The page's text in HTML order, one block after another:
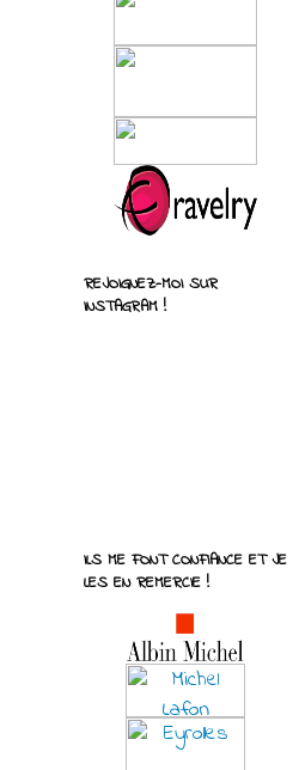
REJOIGNEZ-MOI SUR
INSTAGRAM !
ILS ME FONT CONFIANCE ET JE
LES EN REMERCIE !